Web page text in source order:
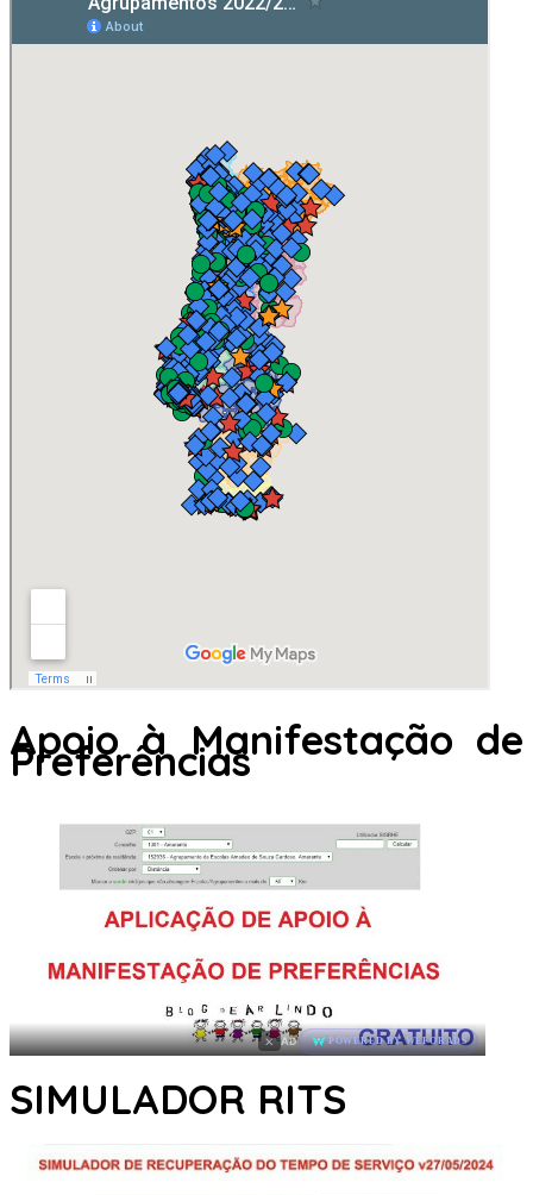
Apoio à Manifestação de
Preferências
× AD POWERED BY WEFORADS
SIMULADOR RITS